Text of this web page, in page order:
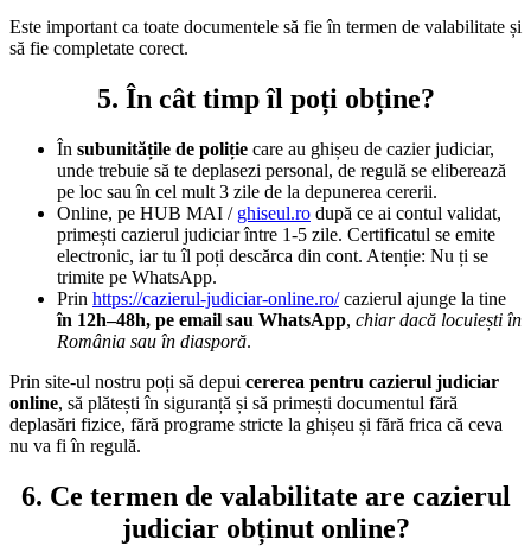
Este important ca toate documentele să fie în termen de valabilitate și
să fie completate corect.
5. În cât timp îl poți obține?
În subunitățile de poliție care au ghișeu de cazier judiciar,
unde trebuie să te deplasezi personal, de regulă se eliberează
pe loc sau în cel mult 3 zile de la depunerea cererii.
Online, pe HUB MAI / ghiseul.ro după ce ai contul validat,
primești cazierul judiciarîntre 1-5 zile. Certificatul se emite
electronic, iar tu îl poți descărca din cont. Atenție: Nu ți se
trimite pe WhatsApp.
Prin https://cazierul-judiciar-online.ro/cazierul ajunge la tine
în 12h–48h, pe email sau WhatsApp, chiar dacă locuiești în
România sau în diasporă.
Prin site-ul nostru poți să depui cererea pentru cazierul judiciar
online, să plătești în siguranță și să primești documentul fără
deplasări fizice, fără programe stricte la ghișeu și fără frica că ceva
nu va fi în regulă.
6. Ce termen de valabilitate are cazierul
judiciar obținut online?